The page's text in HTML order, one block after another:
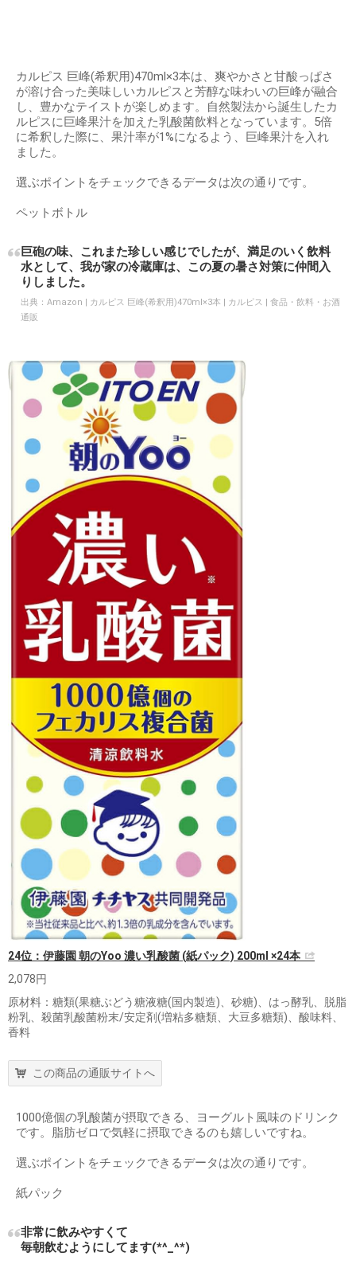
カルピス 巨峰(希釈用)470ml×3本は、爽やかさと甘酸っぱさ
が溶け合った美味しいカルピスと芳醇な味わいの巨峰が融合
し、豊かなテイストが楽しめます。自然製法から誕生したカ
ルピスに巨峰果汁を加えた乳酸菌飲料となっています。5倍
に希釈した際に、果汁率が1%になるよう、巨峰果汁を入れ
ました。
選ぶポイントをチェックできるデータは次の通りです。
ペットボトル
巨砲の味、これまた珍しい感じでしたが、満足のいく飲料
水として、我が家の冷蔵庫は、この夏の暑さ対策に仲間入
りしました。
出典： Amazon | カルピス 巨峰(希釈用)470ml×3本 | カルピス | 食品・飲料・お酒
通販
24位：伊藤園 朝のYoo 濃い乳酸菌 (紙パック) 200ml ×24本
2,078円
原材料：糖類(果糖ぶどう糖液糖(国内製造)、砂糖)、はっ酵乳、脱脂
粉乳、殺菌乳酸菌粉末/安定剤(増粘多糖類、大豆多糖類)、酸味料、
香料
この商品の通販サイトへ
1000億個の乳酸菌が摂取できる、ヨーグルト風味のドリンク
です。脂肪ゼロで気軽に摂取できるのも嬉しいですね。
選ぶポイントをチェックできるデータは次の通りです。
紙パック
非常に飲みやすくて
毎朝飲むようにしてます(*^_^*)